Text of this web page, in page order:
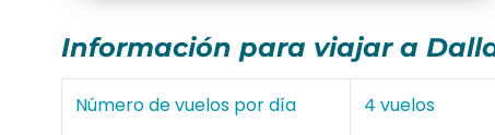
Información para viajar a
Número de vuelos por día 4 vuelos